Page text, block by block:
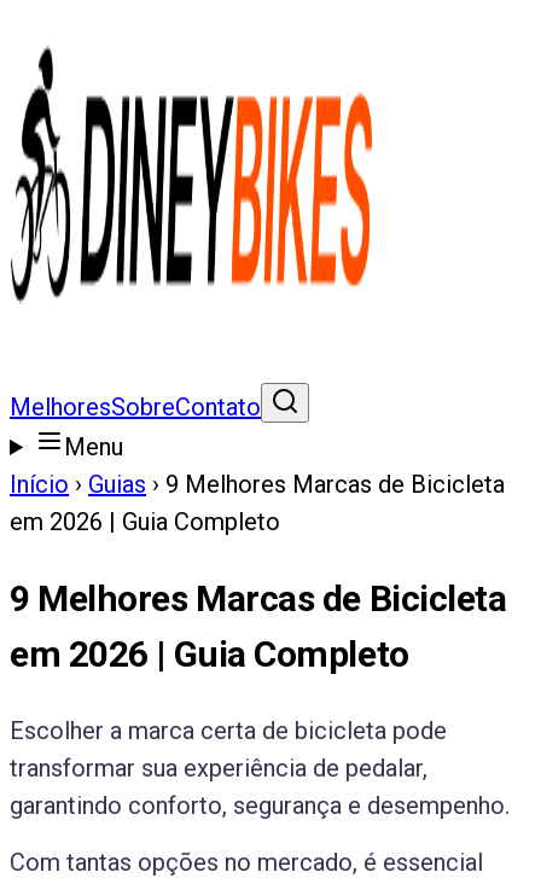
MelhoresSobreContato
Menu
Início › Guias › 9 Melhores Marcas de Bicicleta
em 2026 | Guia Completo
9 Melhores Marcas de Bicicleta
em 2026 | Guia Completo
Escolher a marca certa de bicicleta pode
transformar sua experiência de pedalar,
garantindo conforto, segurança e desempenho.
Com tantas opções no mercado, é essencial